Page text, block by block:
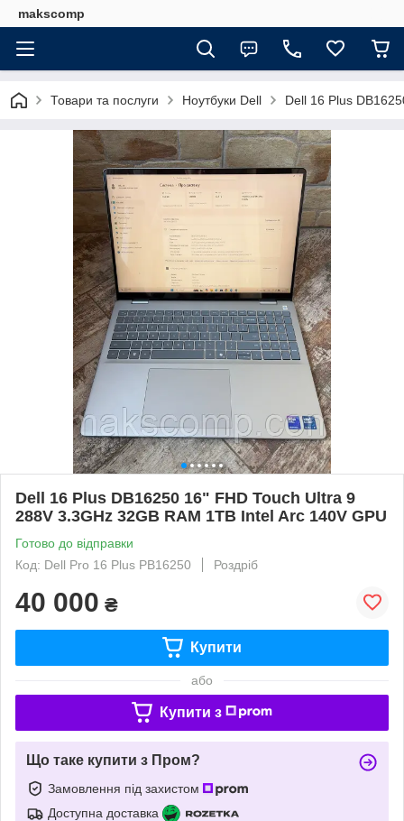
makscomp
Товари та послуги Ноутбуки Dell Dell 16 Plus
Dell 16 Plus DB16250 16" FHD Touch Ultra 9
288V 3.3GHz 32GB RAM 1TB Intel Arc 140V GPU
Готово до відправки
Код: Dell Pro 16 Plus PB16250
Роздріб
40 000 ₴
Купити
або
Купити з
Що таке купити з Пром?
Замовлення під захистом
Доступна доставка